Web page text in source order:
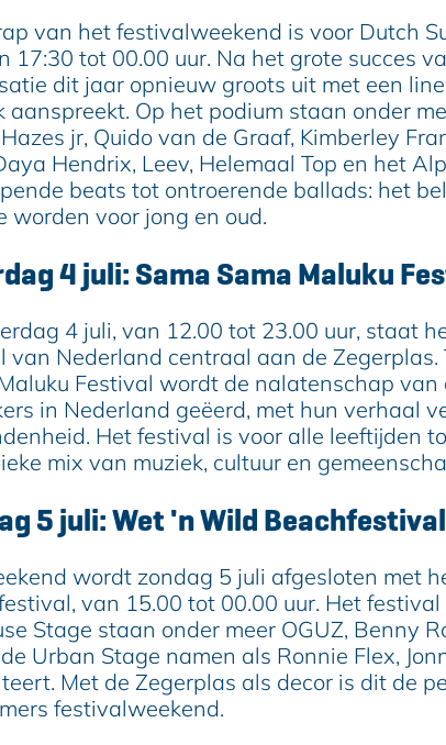
van het festivalweekend is voor Dutch
17:30 tot 00.00 uur. Na het grote succes
dit jaar opnieuw groots uit met een
aanspreekt. Op het podium staan onder
jr, Quido van de Graaf, Kimberley
Hendrix, Leev, Helemaal Top en het
beats tot ontroerende ballads: het
worden voor jong en oud.
4 juli: Sama Sama Maluku
4 juli, van 12.00 tot 23.00 uur, staat
van Nederland centraal aan de Zegerplas.
Festival wordt de nalatenschap van
in Nederland geëerd, met hun verhaal
Het festival is voor alle leeftijden
mix van muziek, cultuur en
5 juli: Wet 'n Wild Beachfestival
wordt zondag 5 juli afgesloten met
van 15.00 tot 00.00 uur. Het
Stage staan onder meer OGUZ, Benny
Urban Stage namen als Ronnie Flex,
Met de Zegerplas als decor is dit de
festivalweekend.